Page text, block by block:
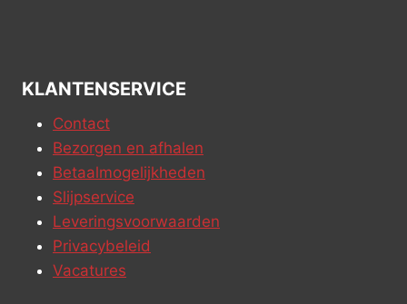
KLANTENSERVICE
Contact
Bezorgen en afhalen
Betaalmogelijkheden
Slijpservice
Leveringsvoorwaarden
Privacybeleid
Vacatures